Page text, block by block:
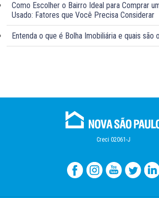
Como Escolher o Bairro Ideal para Comprar
Usado: Fatores que Você Precisa Considerar
Entenda o que é Bolha Imobiliária e quais são
Creci 02061-J